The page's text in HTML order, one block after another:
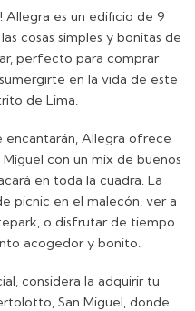
Allegra es un edificio de 9
cosas simples y bonitas de
perfecto para comprar
en la vida de este
de Lima.
encantarán, Allegra ofrece
con un mix de buenos
en toda la cuadra. La
picnic en el malecón, ver a
o disfrutar de tiempo
acogedor y bonito.
considera la adquirir tu
San Miguel, donde